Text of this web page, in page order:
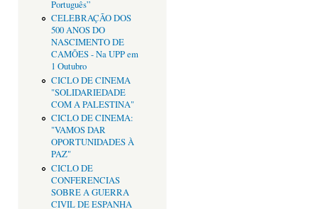
Português”
CELEBRAÇÃO DOS
500 ANOS DO
NASCIMENTO DE
CAMÕES - Na UPP em
1 Outubro
CICLO DE CINEMA
"SOLIDARIEDADE
COM A PALESTINA"
CICLO DE CINEMA:
"VAMOS DAR
OPORTUNIDADES À
PAZ"
CICLO DE
CONFERENCIAS
SOBRE A GUERRA
CIVIL DE ESPANHA